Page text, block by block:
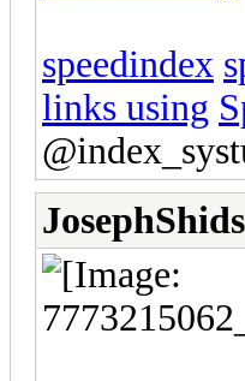
speedindex
links using
JosephShids